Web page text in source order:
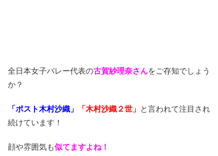
全日本女子バレー代表の古賀紗理奈さんをご存知でしょう
か？
「ポスト木村沙織」 「木村沙織２世」 と言われて注目され
続けています！
顔や雰囲気も似てますよね！